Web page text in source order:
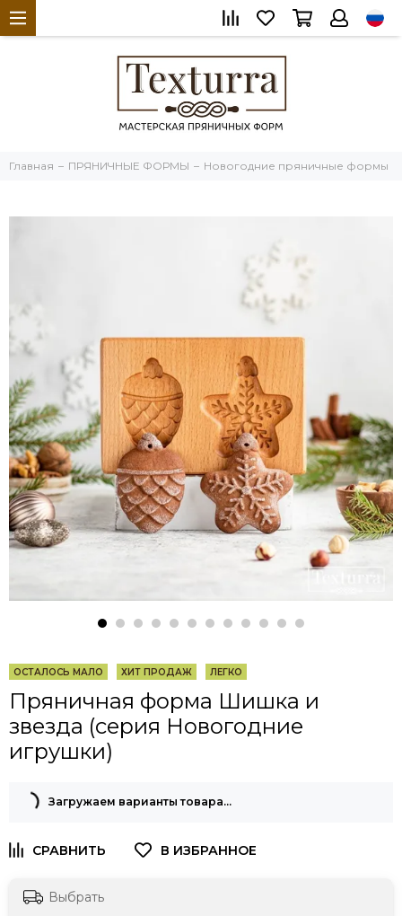
Главная ПРЯНИЧНЫЕ ФОРМЫ Новогодние пряничные формы
ОСТАЛОСЬ МАЛО ХИТ ПРОДАЖ ЛЕГКО
Пряничная форма Шишка и
звезда (серия Новогодние
игрушки)
Загружаем варианты товара…
Выбрать